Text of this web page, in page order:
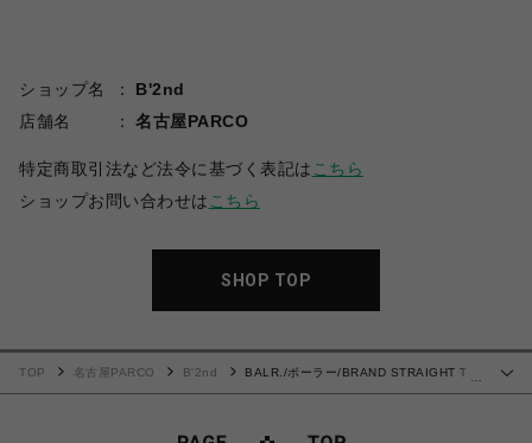
ショップ名
B'2nd
店舗名
名古屋PARCO
特定商取引法など法令に基づく表記は こちら
ショップお問い合わせは こちら
SHOP TOP
…
TOP 名古屋PARCO B'2nd
BALR./ボーラー/BRAND STRAIGHT T